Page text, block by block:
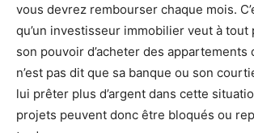
vous devrez rembourser chaque mois.
qu’un investisseur immobilier veut à
son pouvoir d’acheter des appartements
n’est pas dit que sa banque ou son
lui prêter plus d’argent dans cette
projets peuvent donc être bloqués ou